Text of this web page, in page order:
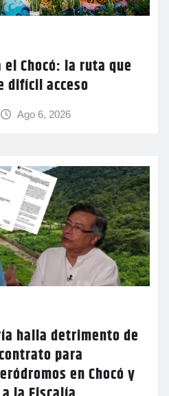
Chocó: la ruta que
difícil acceso
Ago 6, 2026
halla detrimento de
para
en Chocó y